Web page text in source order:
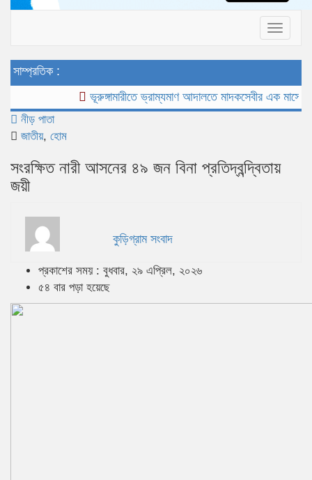
Toggle
সাম্প্রতিক :
ভূরুঙ্গামারীতে ভ্রাম্যমাণ আদালতে মাদকসেবীর এক মাসের
নীড় পাতা
জাতীয়, হোম
সংরক্ষিত নারী আসনের ৪৯ জন বিনা প্রতিদ্বন্দ্বিতায়
জয়ী
কুড়িগ্রাম সংবাদ
প্রকাশের সময় : বুধবার, ২৯ এপ্রিল, ২০২৬
৫৪ বার পড়া হয়েছে